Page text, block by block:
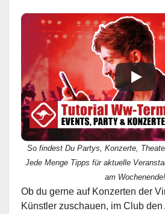
So findest Du Partys, Konzerte,
Jede Menge Tipps für aktuelle
am Wochenende!
Ob du gerne auf Konzerten der
Künstler zuschauen, im Club